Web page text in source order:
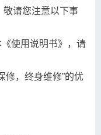
敬请您注意以下事
使用说明书》，请
修，终身维修”的优